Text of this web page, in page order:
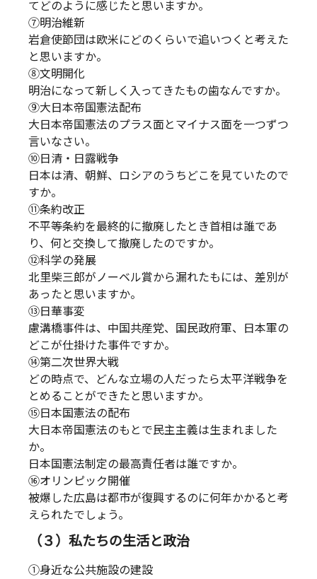
てどのように感じたと思いますか。
⑦明治維新
岩倉使節団は欧米にどのくらいで追いつくと考えた
と思いますか。
⑧文明開化
明治になって新しく入ってきたもの歯なんですか。
⑨大日本帝国憲法配布
大日本帝国憲法のプラス面とマイナス面を一つずつ
言いなさい。
⑩日清・日露戦争
日本は清、朝鮮、ロシアのうちどこを見ていたので
すか。
⑪条約改正
不平等条約を最終的に撤廃したとき首相は誰であ
り、何と交換して撤廃したのですか。
⑫科学の発展
北里柴三郎がノーベル賞から漏れたもには、差別が
あったと思いますか。
⑬日華事変
慮溝橋事件は、中国共産党、国民政府軍、日本軍の
どこが仕掛けた事件ですか。
⑭第二次世界大戦
どの時点で、どんな立場の人だったら太平洋戦争を
とめることができたと思いますか。
⑮日本国憲法の配布
大日本帝国憲法のもとで民主主義は生まれました
か。
日本国憲法制定の最高責任者は誰ですか。
⑯オリンピック開催
被爆した広島は都市が復興するのに何年かかると考
えられたでしょう。
（３）私たちの生活と政治
①身近な公共施設の建設